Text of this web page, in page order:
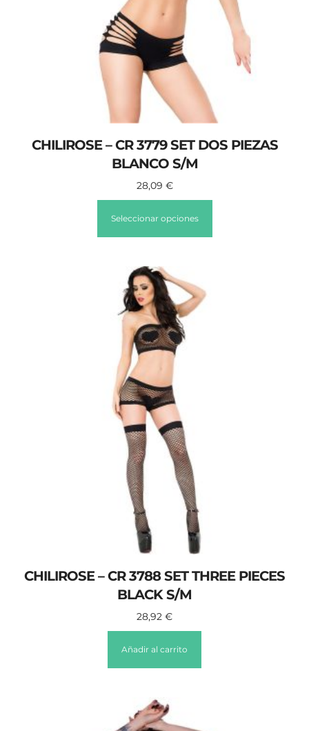
CHILIROSE – CR 3779 SET DOS PIEZAS
BLANCO S/M
28,09 €
Seleccionar opciones
CHILIROSE – CR 3788 SET THREE PIECES
BLACK S/M
28,92 €
Añadir al carrito